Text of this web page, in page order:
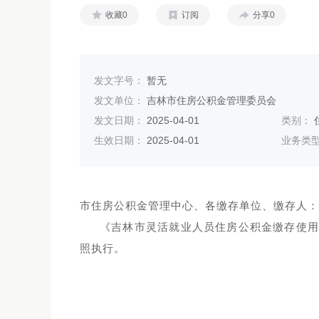
收藏0 订阅 分享0
发文字号： 暂无
发文单位： 吉林市住房公积金管理委员会
发文日期： 2025-04-01 类别：
生效日期： 2025-04-01 业务类
市住房公积金管理中心、各缴存单位、缴存人：
《吉林市灵活就业人员住房公积金缴存使
照执行。